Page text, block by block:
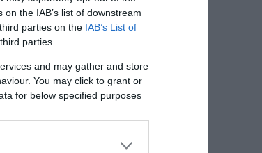
the IAB’s list of downstream
parties on the IAB’s List of
parties.
and may gather and store
You may click to grant or
for below specified purposes